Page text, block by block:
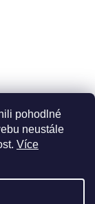
pohodlné
neustále
Více
a
a v neděli